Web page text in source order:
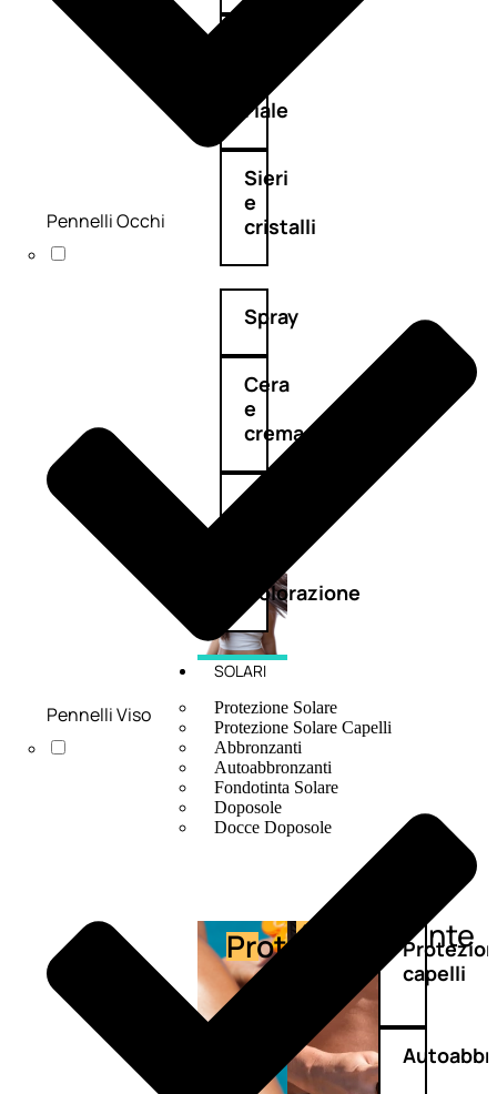
Fiale
Sieri
e
cristalli
Spray
Cera
e
crema
Gel
Colorazione
SOLARI
Protezione Solare
Protezione Solare Capelli
Abbronzanti
Autoabbronzanti
Fondotinta Solare
Doposole
Docce Doposole
ProtezioneAbbronzante
capelli
Pennelli Occhi
Pennelli Viso